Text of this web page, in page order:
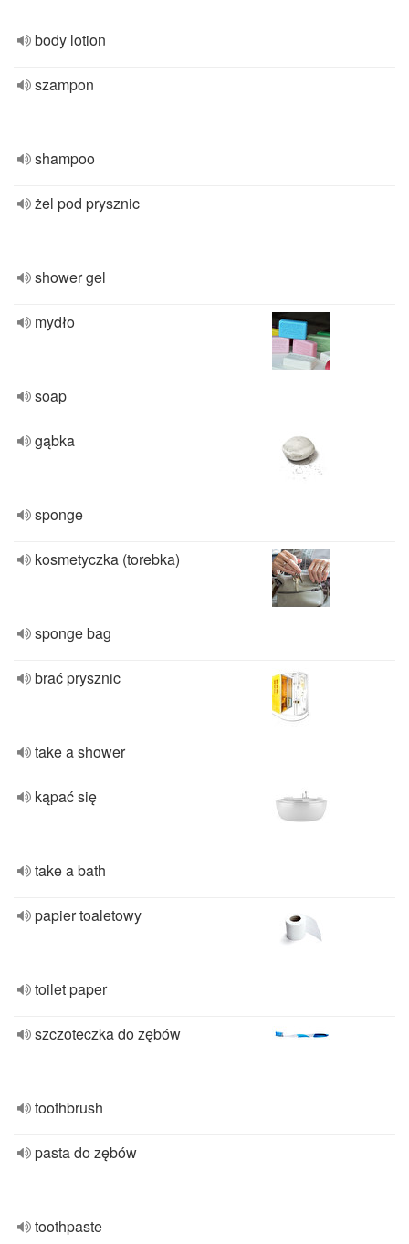
body lotion
szampon
shampoo
żel pod prysznic
shower gel
mydło
soap
gąbka
sponge
kosmetyczka (torebka)
sponge bag
brać prysznic
take a shower
kąpać się
take a bath
papier toaletowy
toilet paper
szczoteczka do zębów
toothbrush
pasta do zębów
toothpaste